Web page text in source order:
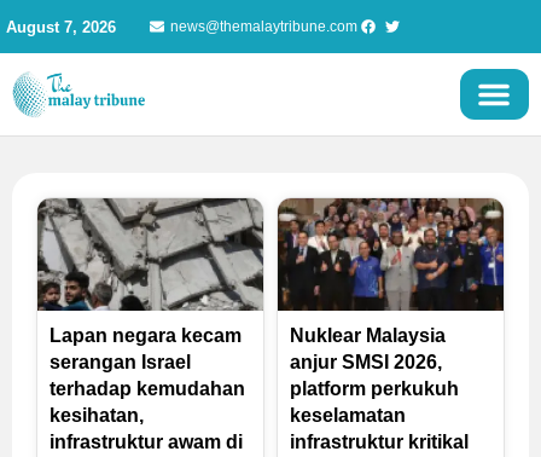
content
August 7, 2026 news@themalaytribune.com
Lapan negara kecam
serangan Israel
terhadap kemudahan
kesihatan,
infrastruktur awam di
Nuklear Malaysia
anjur SMSI 2026,
platform perkukuh
keselamatan
infrastruktur kritikal
PagePagePage Page